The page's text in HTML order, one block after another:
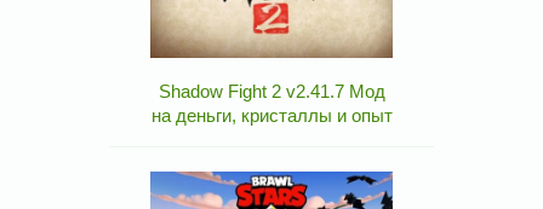
Shadow Fight 2 v2.41.7 Мод
на деньги, кристаллы и опыт